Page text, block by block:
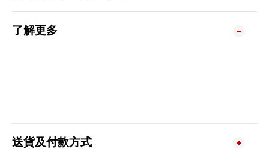
了解更多
送貨及付款方式